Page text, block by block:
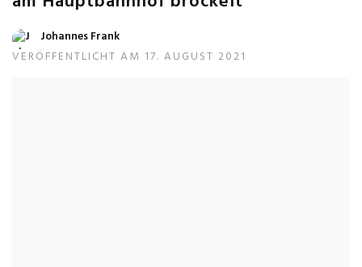
Johannes Frank
VERÖFFENTLICHT AM 17. AUGUST 2021